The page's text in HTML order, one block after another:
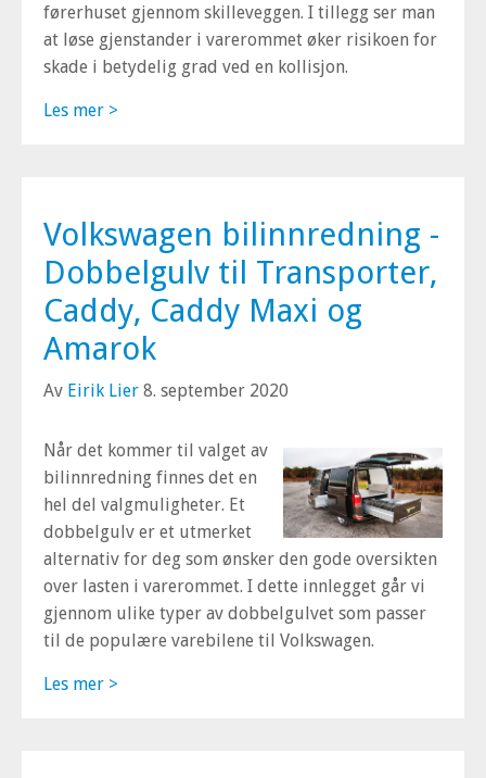
førerhuset gjennom skilleveggen. I tillegg ser man
at løse gjenstander i varerommet øker risikoen for
skade i betydelig grad ved en kollisjon.
Les mer >
Volkswagen bilinnredning -
Dobbelgulv til Transporter,
Caddy, Caddy Maxi og
Amarok
Av Eirik Lier 8. september 2020
Når det kommer til valget av
bilinnredning finnes det en
hel del valgmuligheter. Et
dobbelgulv er et utmerket
alternativ for deg som ønsker den gode oversikten
over lasten i varerommet. I dette innlegget går vi
gjennom ulike typer av dobbelgulvet som passer
til de populære varebilene til Volkswagen.
Les mer >